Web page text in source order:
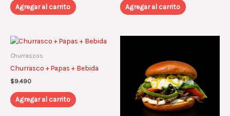
Agregar al carrito Agregar al carrito
Churrascos
Churrasco + Papas + Bebida
$9.490
Agregar al carrito